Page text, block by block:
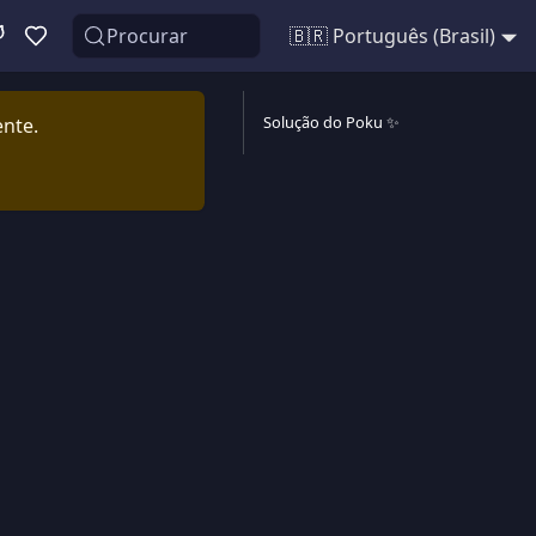
Procurar 🇧🇷 Português (Brasil)
Solução do Poku ✨